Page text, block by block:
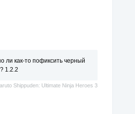
ли как-то пофиксить черный
1.2.2
Shippuden: Ultimate Ninja Heroes 3